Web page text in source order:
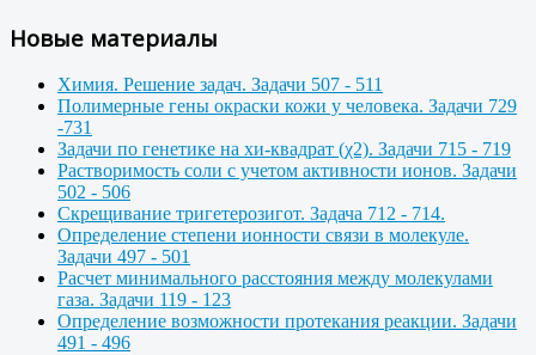
Новые материалы
Химия. Решение задач. Задачи 507 - 511
Полимерные гены окраски кожи у человека. Задачи 729
-731
Задачи по генетике на хи-квадрат (χ2). Задачи 715 - 719
Растворимость соли с учетом активности ионов. Задачи
502 - 506
Скрещивание тригетерозигот. Задача 712 - 714.
Определение степени ионности связи в молекуле.
Задачи 497 - 501
Расчет минимального расстояния между молекулами
газа. Задачи 119 - 123
Определение возможности протекания реакции. Задачи
491 - 496